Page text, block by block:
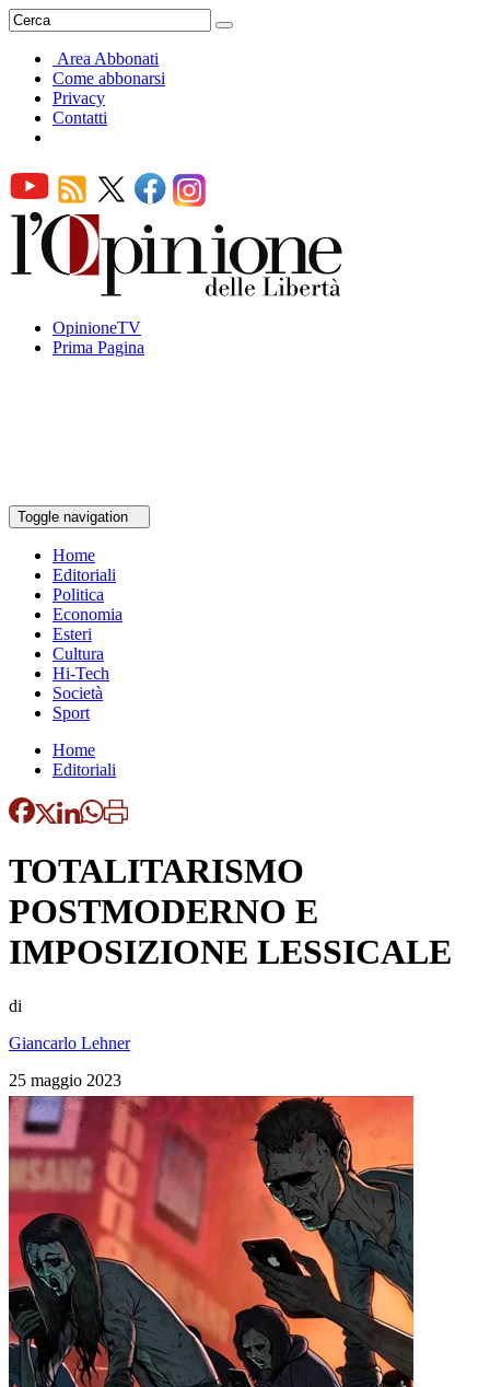
Area Abbonati
Come abbonarsi
Privacy
Contatti
OpinioneTV
Prima Pagina
Toggle navigation
Home
Editoriali
Politica
Economia
Esteri
Cultura
Hi-Tech
Società
Sport
Home
Editoriali
TOTALITARISMO
POSTMODERNO E
IMPOSIZIONE LESSICALE
di
Giancarlo Lehner
25 maggio 2023